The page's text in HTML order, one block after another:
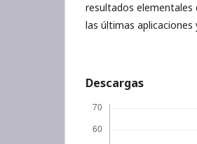
resultados elementales
las últimas
Descargas